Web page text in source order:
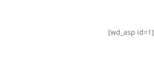
[wd_asp id=1]